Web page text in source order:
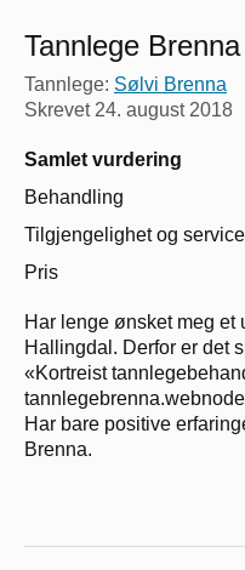
Tannlege
Tannlege: Sølvi Brenna
Skrevet 24. august 2018
Samlet vurdering
Behandling
Tilgjengelighet og service
Pris
Har lenge ønsket meg et
Hallingdal. Derfor er det
«Kortreist
Har bare positive
Brenna.